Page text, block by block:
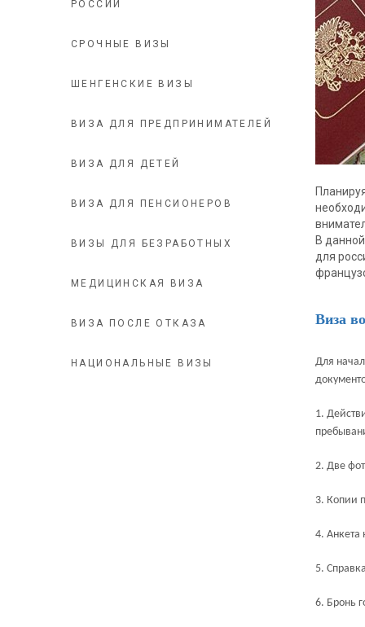
В
для
Виза
Для
1.
2. Две
3. Копии
4. Анкета
5.
6. Бронь
РОССИИ
СРОЧНЫЕ ВИЗЫ
ШЕНГЕНСКИЕ ВИЗЫ
ВИЗА ДЛЯ ПРЕДПРИНИМАТЕЛЕЙ
ВИЗА ДЛЯ ДЕТЕЙ
ВИЗА ДЛЯ ПЕНСИОНЕРОВ
ВИЗЫ ДЛЯ БЕЗРАБОТНЫХ
МЕДИЦИНСКАЯ ВИЗА
ВИЗА ПОСЛЕ ОТКАЗА
НАЦИОНАЛЬНЫЕ ВИЗЫ